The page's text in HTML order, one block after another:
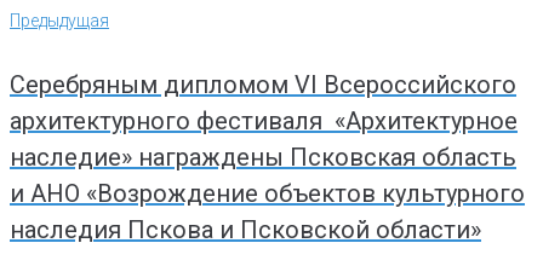
Навигация
по
Предыдущая
Предыдущая
Серебряным дипломом VI Всероссийского
архитектурного фестиваля «Архитектурное
наследие» награждены Псковская область
и АНО «Возрождение объектов культурного
наследия Пскова и Псковской области»